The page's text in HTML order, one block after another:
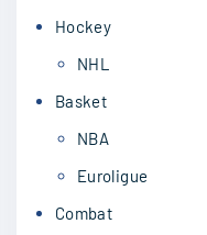
Hockey
NHL
Basket
NBA
Euroligue
Combat